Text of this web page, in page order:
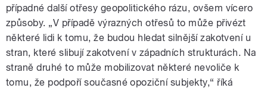
případné další otřesy geopolitického rázu, ovšem vícero
způsoby. „V případě výrazných otřesů to může přivézt
některé lidi k tomu, že budou hledat silnější zakotvení u
stran, které slibují zakotvení v západních strukturách. Na
straně druhé to může mobilizovat některé nevoliče k
tomu, že podpoří současné opoziční subjekty,“ říká